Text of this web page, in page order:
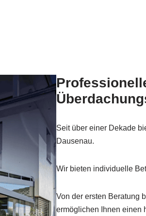
Seit über einer Dekade
Dausenau.
Wir bieten individuelle
Von der ersten Beratung
ermöglichen Ihnen einen